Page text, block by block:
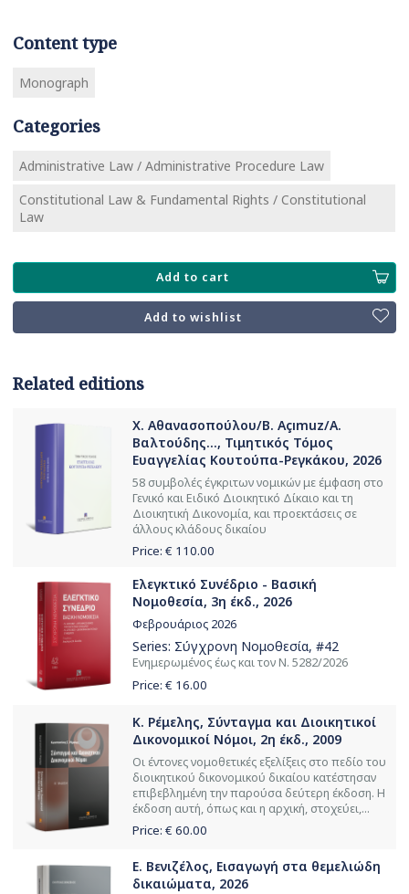
Content type
Monograph
Categories
Administrative Law / Administrative Procedure Law
Constitutional Law & Fundamental Rights / Constitutional
Law
Add to cart
Add to wishlist
Related editions
Χ. Αθανασοπούλου/B. Açımuz/Α.
Βαλτούδης..., Τιμητικός Τόμος
Ευαγγελίας Κουτούπα-Ρεγκάκου, 2026
58 συμβολές έγκριτων νομικών με έμφαση στο
Γενικό και Ειδικό Διοικητικό Δίκαιο και τη
Διοικητική Δικονομία, και προεκτάσεις σε
άλλους κλάδους δικαίου
Price: € 110.00
Ελεγκτικό Συνέδριο - Βασική
Νομοθεσία, 3η έκδ., 2026
Φεβρουάριος 2026
Series: Σύγχρονη Νομοθεσία, #42
Ενημερωμένος έως και τον Ν. 5282/2026
Price: € 16.00
Κ. Ρέμελης, Σύνταγμα και Διοικητικοί
Δικονομικοί Νόμοι, 2η έκδ., 2009
Oι έντονες νομοθετικές εξελίξεις στο πεδίο του
διοικητικού δικονομικού δικαίου κατέστησαν
επιβεβλημένη την παρούσα δεύτερη έκδοση. Η
έκδοση αυτή, όπως και η αρχική, στοχεύει,...
Price: € 60.00
Ε. Βενιζέλος, Εισαγωγή στα θεμελιώδη
δικαιώματα, 2026